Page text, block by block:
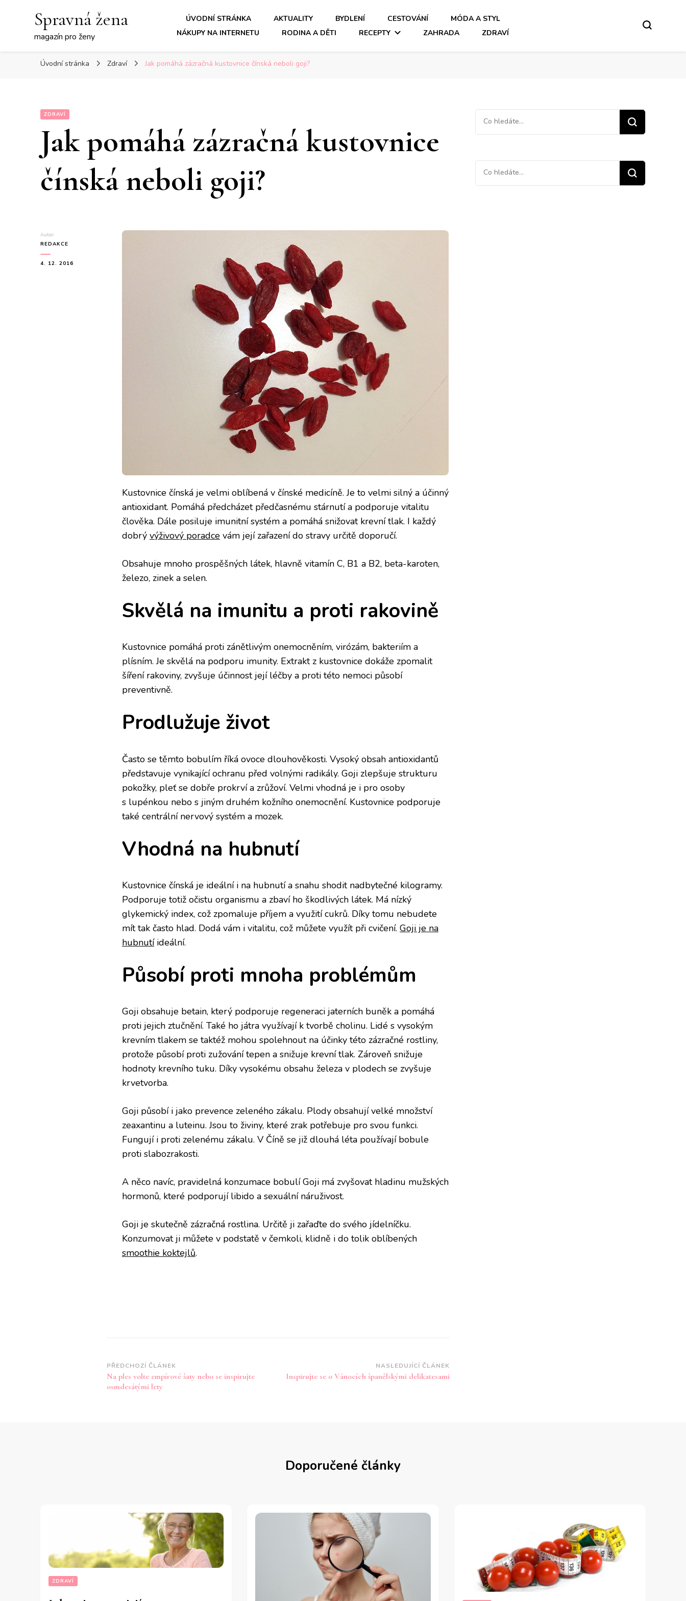
Spravná žena
magazín pro ženy
ÚVODNÍ STRÁNKA AKTUALITY BYDLENÍ CESTOVÁNÍ
MÓDA A STYL
NÁKUPY NA INTERNETU
RODINA A DĚTI RECEPTY ZAHRADA ZDRAVÍ
Úvodní stránka Zdraví Jak pomáhá zázračná kustovnice čínská neboli goji?
ZDRAVÍ
Jak pomáhá zázračná kustovnice
čínská neboli goji?
Autor:
REDAKCE
4. 12. 2016
Kustovnice čínská je velmi oblíbená v čínské medicíně. Je to velmi silný a účinný
antioxidant. Pomáhá předcházet předčasnému stárnutí a podporuje vitalitu
člověka. Dále posiluje imunitní systém a pomáhá snižovat krevní tlak. I každý
dobrý výživový poradce vám její zařazení do stravy určitě doporučí.
Obsahuje mnoho prospěšných látek, hlavně vitamín C, B1 a B2, beta-karoten,
železo, zinek a selen.
Skvělá na imunitu a proti rakovině
Kustovnice pomáhá proti zánětlivým onemocněním, virózám, bakteriím a
plísním. Je skvělá na podporu imunity. Extrakt z kustovnice dokáže zpomalit
šíření rakoviny, zvyšuje účinnost její léčby a proti této nemoci působí
preventivně.
Prodlužuje život
Často se těmto bobulím říká ovoce dlouhověkosti. Vysoký obsah antioxidantů
představuje vynikající ochranu před volnými radikály. Goji zlepšuje strukturu
pokožky, pleť se dobře prokrví a zrůžoví. Velmi vhodná je i pro osoby
s lupénkou nebo s jiným druhém kožního onemocnění. Kustovnice podporuje
také centrální nervový systém a mozek.
Vhodná na hubnutí
Kustovnice čínská je ideální i na hubnutí a snahu shodit nadbytečné kilogramy.
Podporuje totiž očistu organismu a zbaví ho škodlivých látek. Má nízký
glykemický index, což zpomaluje příjem a využití cukrů. Díky tomu nebudete
mít tak často hlad. Dodá vám i vitalitu, což můžete využít při cvičení. Goji je na
hubnutíideální.
Působí proti mnoha problémům
Goji obsahuje betain, který podporuje regeneraci jaterních buněk a pomáhá
proti jejich ztučnění. Také ho játra využívají k tvorbě cholinu. Lidé s vysokým
krevním tlakem se taktéž mohou spolehnout na účinky této zázračné rostliny,
protože působí proti zužování tepen a snižuje krevní tlak. Zároveň snižuje
hodnoty krevního tuku. Díky vysokému obsahu železa v plodech se zvyšuje
krvetvorba.
Goji působí i jako prevence zeleného zákalu. Plody obsahují velké množství
zeaxantinu a luteinu. Jsou to živiny, které zrak potřebuje pro svou funkci.
Fungují i proti zelenému zákalu. V Číně se již dlouhá léta používají bobule
proti slabozrakosti.
A něco navíc, pravidelná konzumace bobulí Goji má zvyšovat hladinu mužských
hormonů, které podporují libido a sexuální náruživost.
Goji je skutečně zázračná rostlina. Určitě ji zařaďte do svého jídelníčku.
Konzumovat ji můžete v podstatě v čemkoli, klidně i do tolik oblíbených
smoothie koktejlů.
Navigace
příspěvku
PŘEDCHOZÍ ČLÁNEK
Na ples volte empírové šaty nebo se inspirujte
osmdesátými lety
NASLEDUJÍCÍ ČLÁNEK
Inspirujte se o Vánocích španělskými delikatesami
Hledáte
něco
Hledáte
něco
Doporučené články
ZDRAVÍ